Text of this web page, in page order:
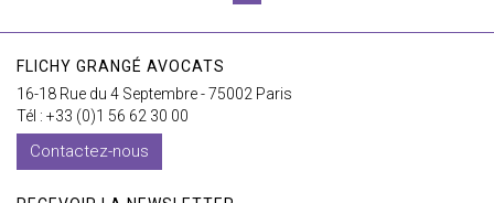
FLICHY GRANGÉ AVOCATS
16-18 Rue du 4 Septembre - 75002 Paris
Tél : +33 (0)1 56 62 30 00
Contactez-nous